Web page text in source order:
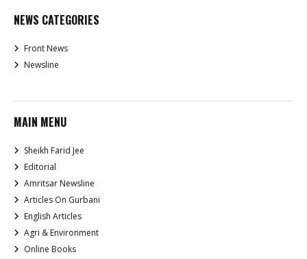
NEWS CATEGORIES
Front News
Newsline
MAIN MENU
Sheikh Farid Jee
Editorial
Amritsar Newsline
Articles On Gurbani
English Articles
Agri & Environment
Online Books